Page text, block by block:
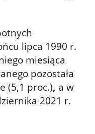
lipca 1990 r.
miesiąca
pozostała
(5,1 proc.), a w
2021 r.